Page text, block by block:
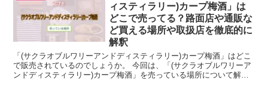
ィスティラリー)カープ梅酒」は
どこで売ってる？路面店や通販な
ど買える場所や取扱店を徹底的に
解釈
「(サクラオブルワリーアンドディスティラリー)カープ梅酒」はどこ
で販売されているのでしょうか。 今回は、「(サクラオブルワリーア
ンドディスティラリー)カープ梅酒」を売っている場所について解説